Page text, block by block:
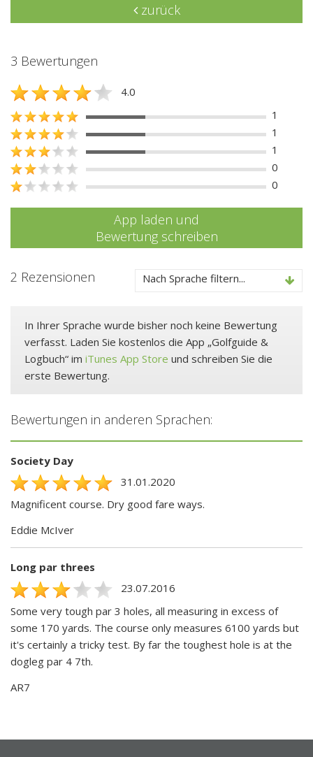
zurück
3 Bewertungen
4.0
1
1
1
0
0
App laden und
Bewertung schreiben
2 Rezensionen Nach Sprache filtern...
In Ihrer Sprache wurde bisher noch keine Bewertung
verfasst. Laden Sie kostenlos die App „Golfguide &
Logbuch“ im iTunes App Store und schreiben Sie die
erste Bewertung.
Bewertungen in anderen Sprachen:
Society Day
31.01.2020
Magnificent course. Dry good fare ways.
Eddie McIver
Long par threes
23.07.2016
Some very tough par 3 holes, all measuring in excess of
some 170 yards. The course only measures 6100 yards but
it's certainly a tricky test. By far the toughest hole is at the
dogleg par 4 7th.
AR7